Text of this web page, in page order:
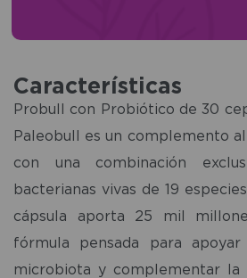
Características
Probull con Probiótico de 30
Paleobull es un complemento
con una combinación
bacterianas vivas de 19
cápsula aporta 25 mil
fórmula pensada para
microbiota y complementar la